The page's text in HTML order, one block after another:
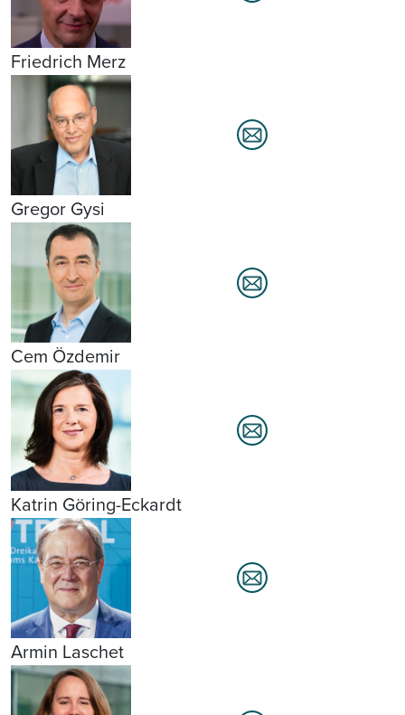
Friedrich Merz
Gregor Gysi
Cem Özdemir
Katrin Göring-Eckardt
Armin Laschet